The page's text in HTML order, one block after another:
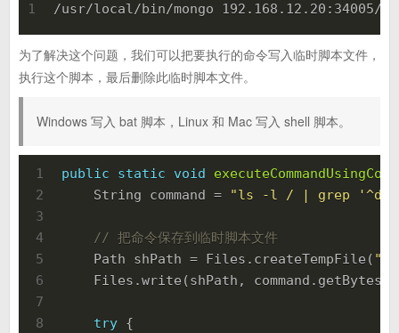
1 /usr/local/bin/mongo
为了解决这个问题，我们可以把要执行的命令写入临时脚本文件，
执行这个脚本，最后删除此临时脚本文件。
Windows 写入 bat 脚本，Linux 和 Mac 写入 shell 脚本。
1
2
3
4
5
6
7
8
public static void
    String command =
"ls -l / | grep '^d'"
// 把命令保存到临时脚本文件
    Path shPath = Files.createTempFile(
Files.write(shPath,
try {